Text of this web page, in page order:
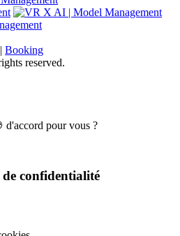
Booking
reserved.
d'accord pour vous ?
de confidentialité